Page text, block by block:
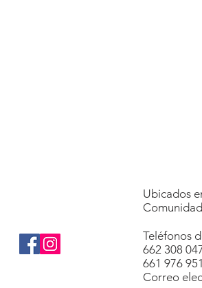
Ubicados
Teléfonos
662 308
661 976 951
Correo